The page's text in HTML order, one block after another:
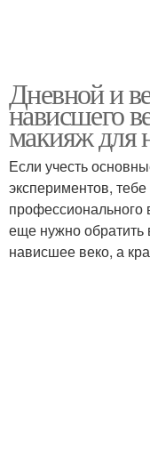
Дневной и
нависшего
макияж для
Если учесть
экспериментов,
профессионального
еще нужно обратить
нависшее веко, а